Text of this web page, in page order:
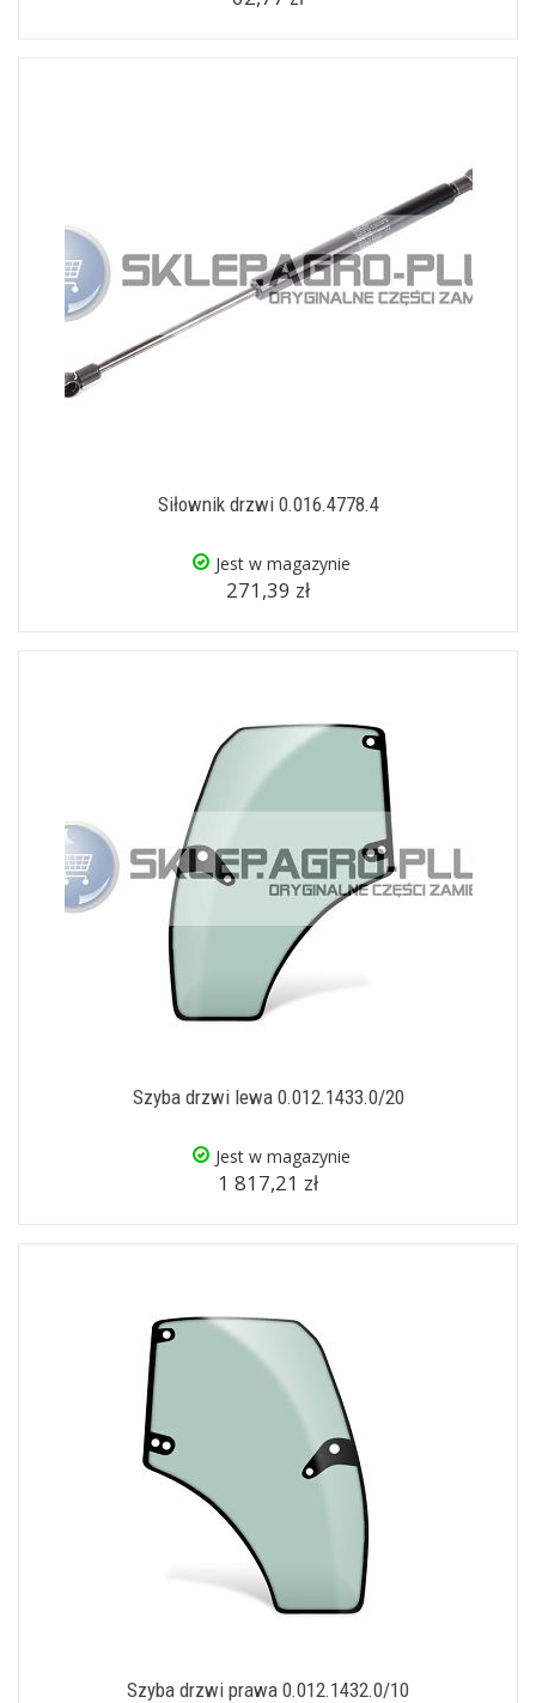
Siłownik drzwi 0.016.4778.4
Jest w magazynie
271,39 zł
Szyba drzwi lewa 0.012.1433.0/20
Jest w magazynie
1 817,21 zł
Szyba drzwi prawa 0.012.1432.0/10